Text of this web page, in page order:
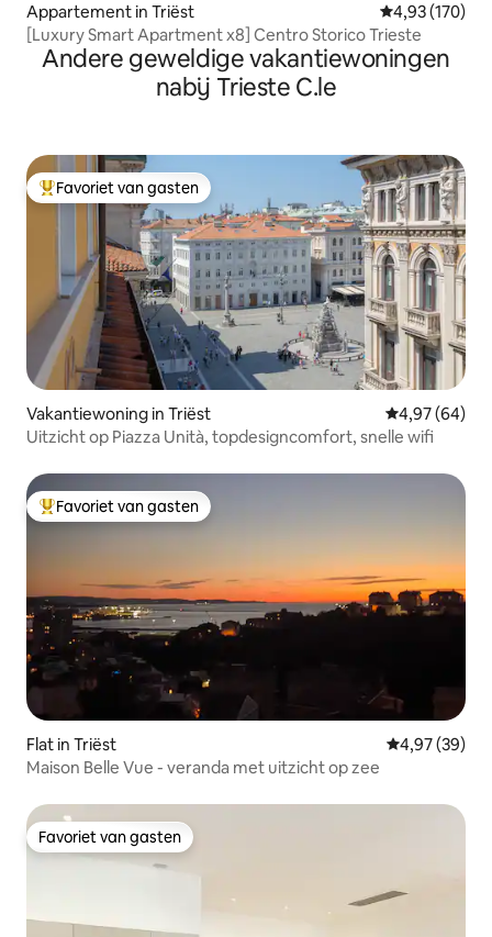
Appartement in Triëst Gemiddelde
4,93 (170)
[Luxury Smart Apartment x8] Centro Storico Trieste
Andere geweldige vakantiewoningen
nabij Trieste C.le
Topfavoriet van gasten
Favoriet van gasten
Vakantiewoning in Triëst Gemiddelde
4,97 (64)
Uitzicht op Piazza Unità, topdesigncomfort, snelle wifi
Topfavoriet van gasten
Favoriet van gasten
Flat in Triëst Gemiddelde
4,97 (39)
Maison Belle Vue - veranda met uitzicht op zee
Favoriet van gasten
Favoriet van gasten